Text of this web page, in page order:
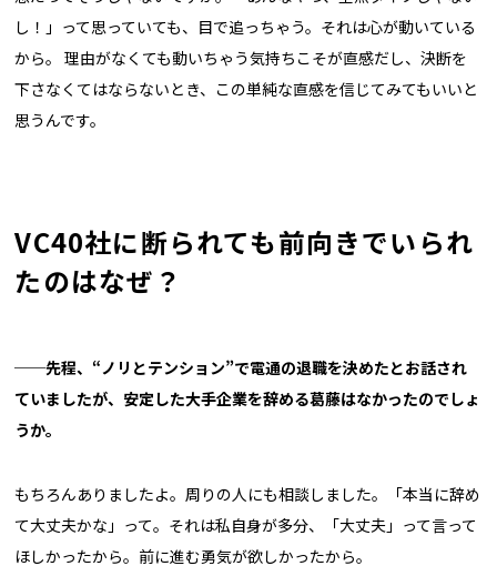
し！」って思っていても、目で追っちゃう。それは心が動いている
から。 理由がなくても動いちゃう気持ちこそが直感だし、決断を
下さなくてはならないとき、この単純な直感を信じてみてもいいと
思うんです。
VC40社に断られても前向きでいられ
たのはなぜ？
──先程、 “ノリとテンション”で電通の退職を決めたとお話され
ていましたが、安定した大手企業を辞める葛藤はなかったのでしょ
うか。
もちろんありましたよ。周りの人にも相談しました。「本当に辞め
て大丈夫かな」って。それは私自身が多分、「大丈夫」って言って
ほしかったから。前に進む勇気が欲しかったから。